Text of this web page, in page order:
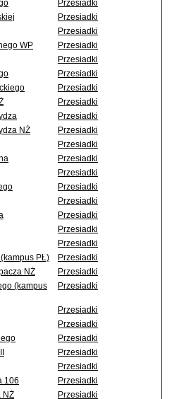
Przesiadki
Przesiadki
Przesiadki
WP
Przesiadki
Przesiadki
Przesiadki
Przesiadki
Przesiadki
Przesiadki
NŻ
Przesiadki
Przesiadki
Przesiadki
Przesiadki
Przesiadki
Przesiadki
Przesiadki
Przesiadki
Przesiadki
PŁ)
Przesiadki
NŻ
Przesiadki
(kampus
Przesiadki
Przesiadki
Przesiadki
Przesiadki
Przesiadki
Przesiadki
106
Przesiadki
NŻ
Przesiadki